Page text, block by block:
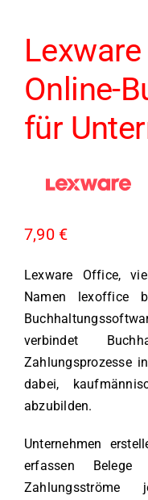
Online-
für
7,90 €
Lexware Office,
Namen lexoffice
verbindet
Zahlungsprozesse
dabei,
abzubilden.
Unternehmen
erfassen